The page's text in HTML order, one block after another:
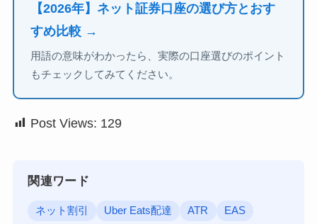
【2026年】ネット証券口座の選び方とおす
すめ比較 →
用語の意味がわかったら、実際の口座選びのポイント
もチェックしてみてください。
Post Views: 129
関連ワード
ネット割引 Uber Eats配達 ATR EAS